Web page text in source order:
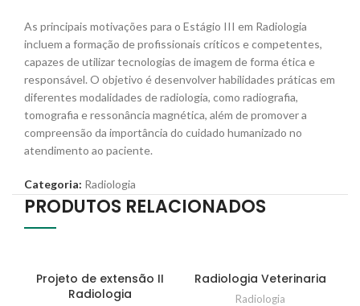
As principais motivações para o Estágio III em Radiologia
incluem a formação de profissionais críticos e competentes,
capazes de utilizar tecnologias de imagem de forma ética e
responsável. O objetivo é desenvolver habilidades práticas em
diferentes modalidades de radiologia, como radiografia,
tomografia e ressonância magnética, além de promover a
compreensão da importância do cuidado humanizado no
atendimento ao paciente.
Categoria: Radiologia
PRODUTOS RELACIONADOS
Projeto de extensão II
Radiologia
Radiologia Veterinaria
Radiologia